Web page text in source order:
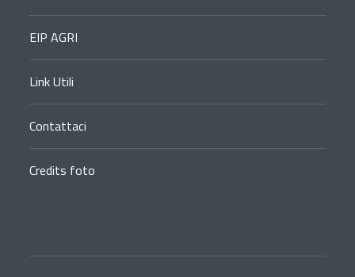
EIP AGRI
Link Utili
Contattaci
Credits foto